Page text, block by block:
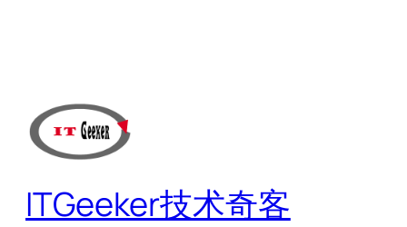
ITGeeker技术奇客